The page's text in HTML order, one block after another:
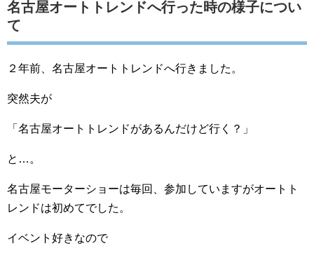
名古屋オートトレンドへ行った時の様子につい
て
２年前、名古屋オートトレンドへ行きました。
突然夫が
「名古屋オートトレンドがあるんだけど行く？」
と…。
名古屋モーターショーは毎回、参加していますがオートト
レンドは初めてでした。
イベント好きなので